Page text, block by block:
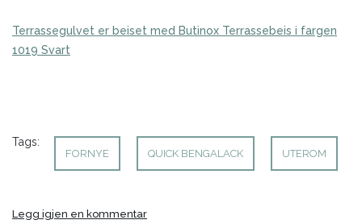
Terrassegulvet er beiset med Butinox Terrassebeis i fargen
1019 Svart
Tags:
FORNYE QUICK BENGALACK UTEROM
Legg igjen en kommentar